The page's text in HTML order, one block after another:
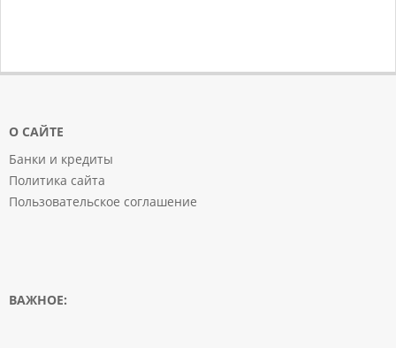
О САЙТЕ
Банки и кредиты
Политика сайта
Пользовательское соглашение
ВАЖНОЕ: